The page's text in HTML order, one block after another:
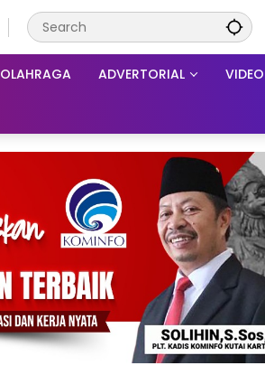
OLAHRAGA ADVERTORIAL VIDEO